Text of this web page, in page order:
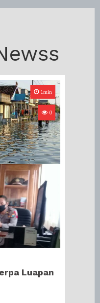
1min
0
Luapan